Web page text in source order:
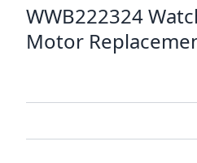
WWB222324
Motor